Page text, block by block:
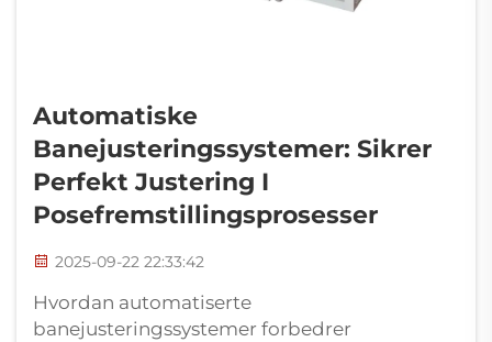
Automatiske
Banejusteringssystemer: Sikrer
Perfekt Justering I
Posefremstillingsprosesser
2025-09-22 22:33:42
Hvordan automatiserte
banejusteringssystemer forbedrer